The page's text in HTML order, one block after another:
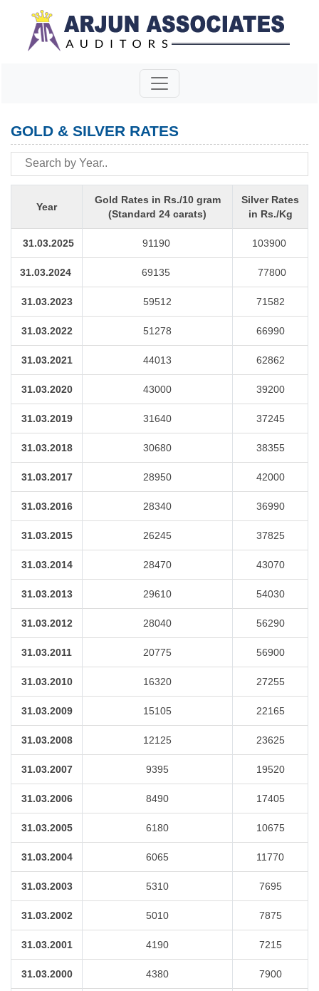
GOLD & SILVER RATES
Year
Gold Rates in Rs./10 gram
(Standard 24 carats)
Silver Rates
in Rs./Kg
31.03.2025 91190 103900
31.03.2024 69135 77800
31.03.2023 59512 71582
31.03.2022 51278 66990
31.03.2021 44013 62862
31.03.2020 43000 39200
31.03.2019 31640 37245
31.03.2018 30680 38355
31.03.2017 28950 42000
31.03.2016 28340 36990
31.03.2015 26245 37825
31.03.2014 28470 43070
31.03.2013 29610 54030
31.03.2012 28040 56290
31.03.2011 20775 56900
31.03.2010 16320 27255
31.03.2009 15105 22165
31.03.2008 12125 23625
31.03.2007 9395 19520
31.03.2006 8490 17405
31.03.2005 6180 10675
31.03.2004 6065 11770
31.03.2003 5310 7695
31.03.2002 5010 7875
31.03.2001 4190 7215
31.03.2000 4380 7900